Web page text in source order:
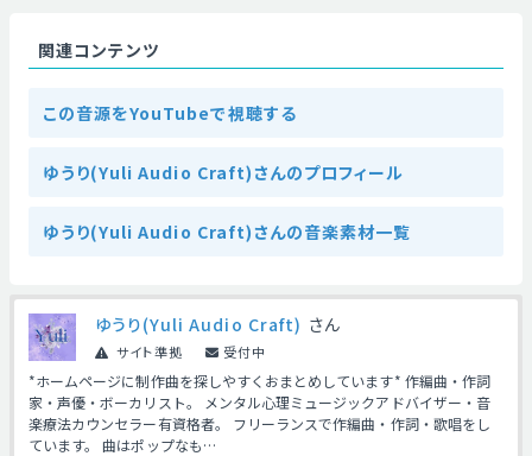
関連コンテンツ
この音源をYouTubeで視聴する
ゆうり(Yuli Audio Craft)さんのプロフィール
ゆうり(Yuli Audio Craft)さんの音楽素材一覧
ゆうり(Yuli Audio Craft) さん
サイト準拠 受付中
*ホームページに制作曲を探しやすくおまとめしています* 作編曲・作詞
家・声優・ボーカリスト。 メンタル心理ミュージックアドバイザー・音
楽療法カウンセラー有資格者。 フリーランスで作編曲・作詞・歌唱をし
ています。 曲はポップなも…